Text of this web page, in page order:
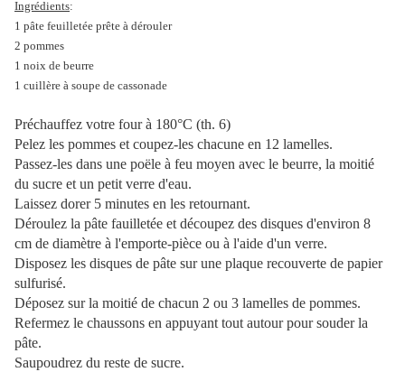
Ingrédients:
1 pâte feuilletée prête à dérouler
2 pommes
1 noix de beurre
1 cuillère à soupe de cassonade
Préchauffez votre four à 180°C (th. 6)
Pelez les pommes et coupez-les chacune en 12 lamelles.
Passez-les dans une poële à feu moyen avec le beurre, la moitié
du sucre et un petit verre d'eau.
Laissez dorer 5 minutes en les retournant.
Déroulez la pâte fauilletée et découpez des disques d'environ 8
cm de diamètre à l'emporte-pièce ou à l'aide d'un verre.
Disposez les disques de pâte sur une plaque recouverte de papier
sulfurisé.
Déposez sur la moitié de chacun 2 ou 3 lamelles de pommes.
Refermez le chaussons en appuyant tout autour pour souder la
pâte.
Saupoudrez du reste de sucre.